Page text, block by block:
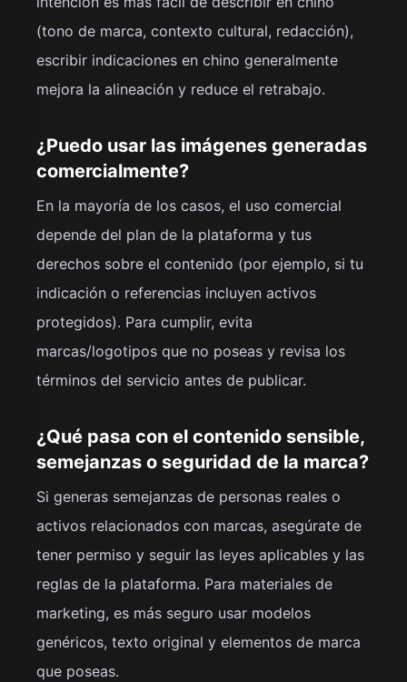
(tono de marca, contexto cultural, redacción),
escribir indicaciones en chino generalmente
mejora la alineación y reduce el retrabajo.
¿Puedo usar las imágenes generadas
comercialmente?
En la mayoría de los casos, el uso comercial
depende del plan de la plataforma y tus
derechos sobre el contenido (por ejemplo, si tu
indicación o referencias incluyen activos
protegidos). Para cumplir, evita
marcas/logotipos que no poseas y revisa los
términos del servicio antes de publicar.
¿Qué pasa con el contenido sensible,
semejanzas o seguridad de la marca?
Si generas semejanzas de personas reales o
activos relacionados con marcas, asegúrate de
tener permiso y seguir las leyes aplicables y las
reglas de la plataforma. Para materiales de
marketing, es más seguro usar modelos
genéricos, texto original y elementos de marca
que poseas.